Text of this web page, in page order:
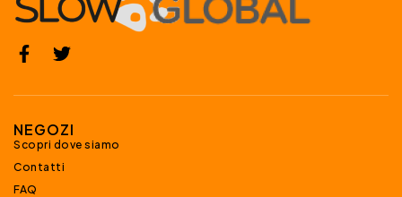
NEGOZI
Scopri dove siamo
Contatti
FAQ